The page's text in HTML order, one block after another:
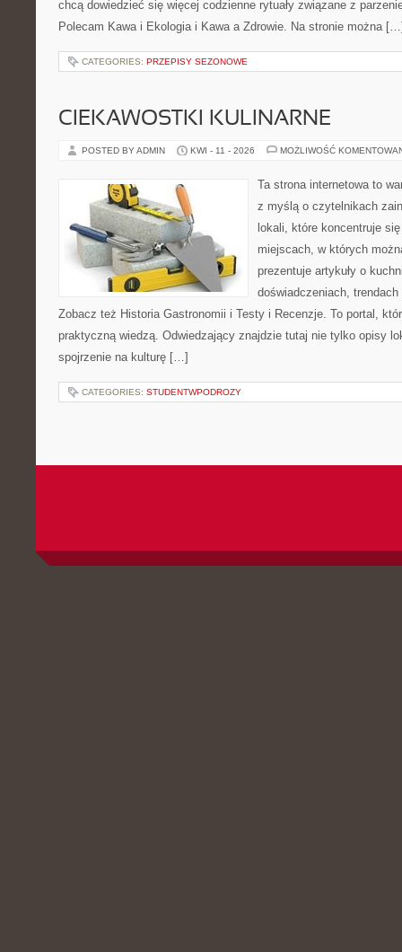
chcą dowiedzieć się więcej codzienne rytuały związane z
Polecam Kawa i Ekologia i Kawa a Zdrowie. Na stronie można
CATEGORIES: PRZEPISY SEZONOWE
CIEKAWOSTKI KULINARNE
POSTED BY ADMIN KWI - 11 - 2026 MOŻLIWOŚĆ
Ta strona internetowa to
z myślą o czytelnikach
lokali, które koncentruje
miejscach, w których
prezentuje artykuły o
doświadczeniach,
Zobacz też Historia Gastronomii i Testy i Recenzje. To portal,
praktyczną wiedzą. Odwiedzający znajdzie tutaj nie tylko opisy
spojrzenie na kulturę […]
CATEGORIES: STUDENTWPODROZY